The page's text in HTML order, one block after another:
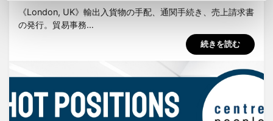
投稿者 tsuchiya
《London, UK》輸出入貨物の手配、通関手続き、売上請求書
の発行。貿易事務…
続きを読む